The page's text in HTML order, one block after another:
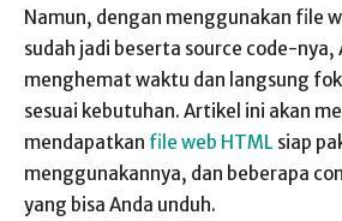
Namun, dengan menggunakan file
sudah jadi beserta source code-nya,
menghemat waktu dan langsung
sesuai kebutuhan. Artikel ini akan
mendapatkan file web HTML siap
menggunakannya, dan beberapa
yang bisa Anda unduh.